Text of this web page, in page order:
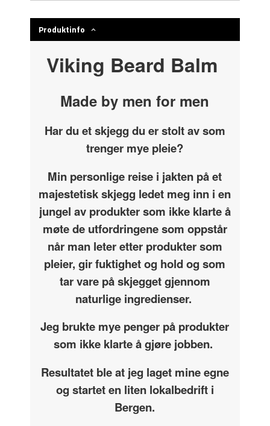
Produktinfo
Viking Beard Balm
Made by men for men
Har du et skjegg du er stolt av som
trenger mye pleie?
Min personlige reise i jakten på et
majestetisk skjegg ledet meg inn i en
jungel av produkter som ikke klarte å
møte de utfordringene som oppstår
når man leter etter produkter som
pleier, gir fuktighet og hold og som
tar vare på skjegget gjennom
naturlige ingredienser.
Jeg brukte mye penger på produkter
som ikke klarte å gjøre jobben.
Resultatet ble at jeg laget mine egne
og startet en liten lokalbedrift i
Bergen.